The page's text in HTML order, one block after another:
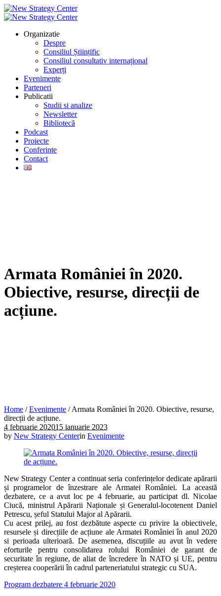
Organizatie
Despre
Consiliul Științific
Consiliul consultativ internațional
Experți
Evenimente
Parteneri
Publicatii
Studii si analize
Newsletter
Bibliotecă
Podcast
Proiecte
Conferinte
Contact
Armata României în 2020.
Obiective, resurse, direcții de
acțiune.
Home /Evenimente /Armata României în 2020. Obiective, resurse,
direcții de acțiune.
4 februarie 202015 ianuarie 2023
by New Strategy Centerin Evenimente
New Strategy Center a continuat seria conferințelor dedicate apărarii
și programelor de înzestrare ale Armatei României. La această
dezbatere, ce a avut loc pe 4 februarie, au participat dl. Nicolae
Ciucă, ministrul Apărarii Naționale și Generalul-locotenent Daniel
Petrescu, șeful Statului Major al Apărarii.
Cu acest prilej, au fost dezbătute aspecte cu privire la obiectivele,
resursele și direcțiile de acțiune ale Armatei României în anul 2020
si perioada ulterioară. De asemenea, discuțiile au avut în vedere
eforturile pentru consolidarea rolului României de garant de
securitate în regiune, de aliat de încredere în NATO și UE, pentru
creșterea cooperării în cadrul parteneriatului strategic cu SUA.
Program dezbatere 4 februarie 2020